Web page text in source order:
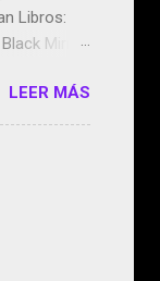
Libros:
Mirror
que usan
StartUp
siento
2z1UkPK
LEER MÁS